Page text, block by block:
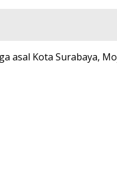
asal Kota Surabaya,